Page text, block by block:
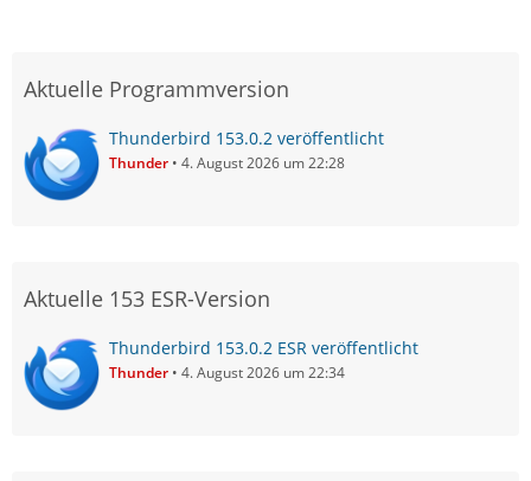
Aktuelle Programmversion
Thunderbird 153.0.2 veröffentlicht
Thunder 4. August 2026 um 22:28
Aktuelle 153 ESR-Version
Thunderbird 153.0.2 ESR veröffentlicht
Thunder 4. August 2026 um 22:34